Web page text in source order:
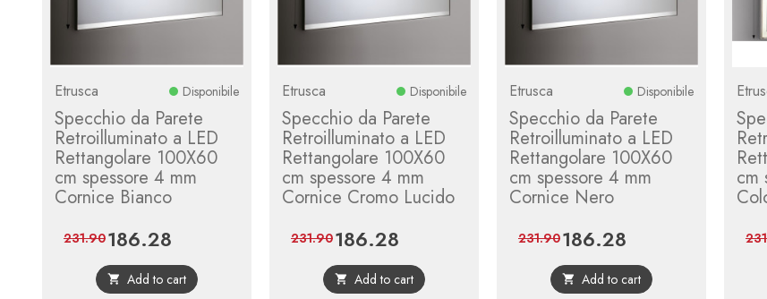
Etrusca Disponibile
Specchio da Parete
Retroilluminato a LED
Rettangolare 100X60
cm spessore 4 mm
Cornice Bianco
Price
186.28
price
231.90
 Add to cart
Etrusca Disponibile
Specchio da Parete
Retroilluminato a LED
Rettangolare 100X60
cm spessore 4 mm
Cornice Cromo Lucido
Price
186.28
price
231.90
 Add to cart
Etrusca Disponibile
Specchio da Parete
Retroilluminato a LED
Rettangolare 100X60
cm spessore 4 mm
Cornice Nero
Price
186.28
price
231.90
 Add to cart
cm